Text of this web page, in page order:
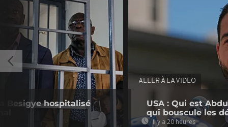
Besigye hospitalisé
ALLER À LA VIDEO
USA : Qui est
qui bouscule les
Il y a 20 heures